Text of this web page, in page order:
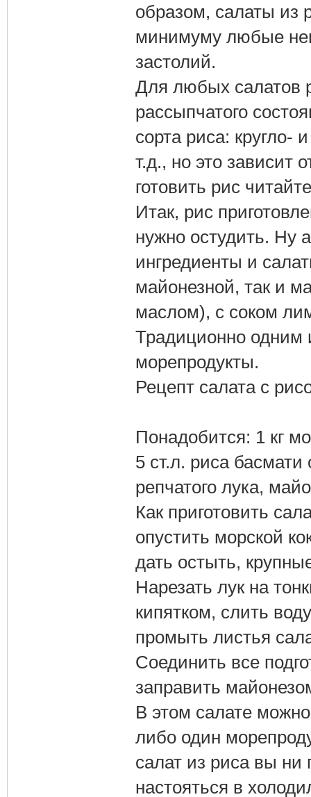
образом, салаты из
минимуму любые
застолий.
Для любых салатов
рассыпчатого
сорта риса: кругло-
т.д., но это зависит
готовить рис
Итак, рис
нужно остудить. Ну
ингредиенты и
майонезной, так и
маслом), с соком
Традиционно одним
морепродукты.
Рецепт салата с
Понадобится: 1 кг
5 ст.л. риса басмати
репчатого лука,
Как приготовить
опустить морской
дать остыть,
Нарезать лук на
кипятком, слить
промыть листья
Соединить все
заправить
В этом салате
либо один
салат из риса вы ни
настояться в